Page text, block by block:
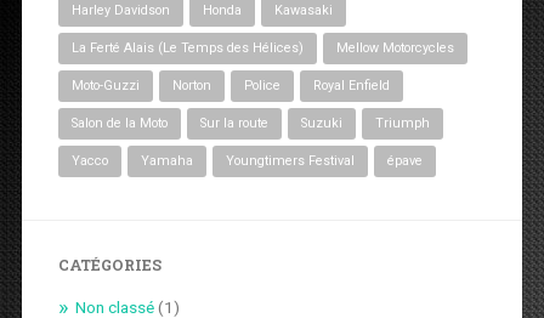
Harley Davidson Honda Kawasaki
La Ferté Alais (Le Temps des Hélices) Mellow Motorcycles
Moto-Guzzi Norton Police Royal Enfield
Salon de la Moto Sur la route Suzuki Triumph
Yacco Yamaha Youngtimers Festival épave
CATÉGORIES
Non classé(1)